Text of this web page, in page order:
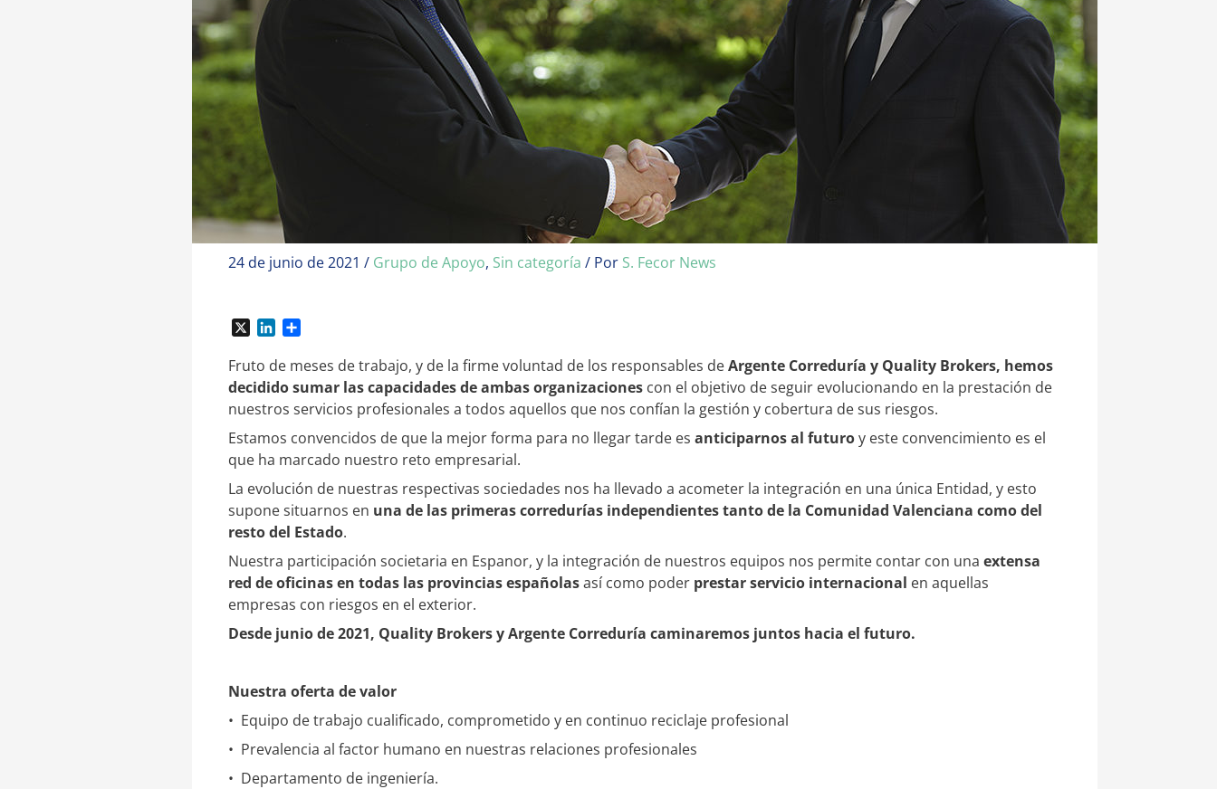
24 de junio de 2021 / Grupo de Apoyo, Sin categoría / Por S. Fecor News
n
k
d
I
n
m
p
r
t
i
Fruto de meses de trabajo, y de la firme voluntad de los responsables deArgente Correduría y Quality Brokers, hemos
decidido sumar las capacidades de ambas organizaciones con el objetivo de seguir evolucionando en la prestación de
nuestros servicios profesionales a todos aquellos que nos confían la gestión y cobertura de sus riesgos.
Estamos convencidos de que la mejor forma para no llegar tarde es anticiparnosal futuroy este convencimiento es el
que ha marcado nuestro reto empresarial.
La evolución de nuestras respectivas sociedades nos ha llevado a acometer la integración en una única Entidad, y esto
supone situarnos en una de las primerascorredurías independientes tanto de la Comunidad Valenciana como del
restodel Estado.
Nuestra participación societaria en Espanor, y la integración de nuestros equipos nos permite contar con una extensa
red de oficinas en todas las provinciasespañolasasí como poder prestar servicio internacional en aquellas
empresas con riesgos en el exterior.
Desde junio de 2021, Quality Brokers y Argente Correduría caminaremos juntos hacia el futuro.
Nuestra oferta de valor
• Equipo de trabajo cualificado, comprometido y en continuo reciclaje profesional
• Prevalencia al factor humano en nuestras relaciones profesionales
• Departamento de ingeniería.